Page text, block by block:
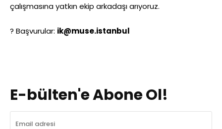
çalışmasına yatkın ekip arkadaşı arıyoruz.
? Başvurular: ik@muse.istanbul
E-bülten'e Abone Ol!